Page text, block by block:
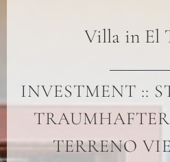
Villa in El
INVESTMENT ::
TERRENO